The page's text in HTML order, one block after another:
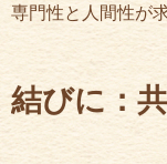
専門性と人間性が
結びに：